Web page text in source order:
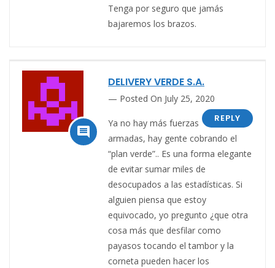
Tenga por seguro que jamás
bajaremos los brazos.

DELIVERY VERDE S.A.
Posted On July 25, 2020
REPLY
Ya no hay más fuerzas
armadas, hay gente cobrando el
“plan verde”.. Es una forma elegante
de evitar sumar miles de
desocupados a las estadísticas. Si
alguien piensa que estoy
equivocado, yo pregunto ¿que otra
cosa más que desfilar como
payasos tocando el tambor y la
corneta pueden hacer los